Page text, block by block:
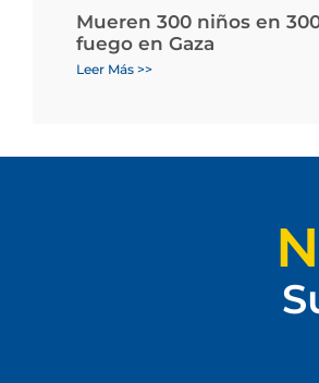
Mueren 300 niños en
fuego en Gaza
Leer Más >>